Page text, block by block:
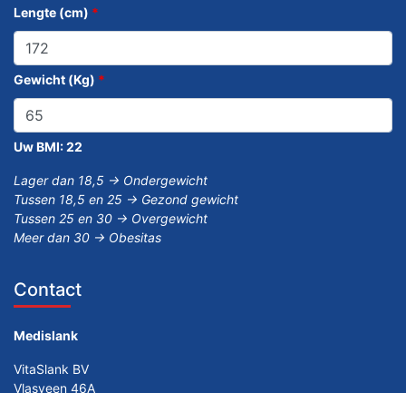
Lengte (cm) *
Gewicht (Kg) *
Uw BMI:22
Lager dan 18,5 -> Ondergewicht
Tussen 18,5 en 25 -> Gezond gewicht
Tussen 25 en 30 -> Overgewicht
Meer dan 30 -> Obesitas
Contact
Medislank
VitaSlank BV
Vlasveen 46A